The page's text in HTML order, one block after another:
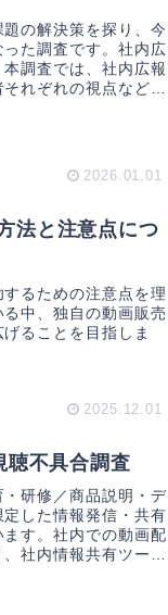
の解決策を探り、今
た調査です。社内広
調査では、社内広報
れぞれの視点など
2026.01.01
法と注意点につ
るための注意点を理
中、独自の動画販売
ることを目指しま
2025.12.01
聴不具合調査
・研修／商品説明・デ
した情報発信・共有
す。社内での動画配
社内情報共有ツー